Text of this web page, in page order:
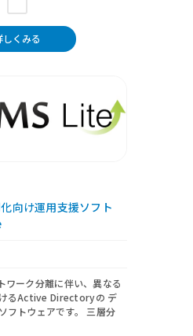
しくみる
向け運用支援ソフト
ワーク分離に伴い、異なる
るActive Directoryの デ
フトウェアです。 三層分